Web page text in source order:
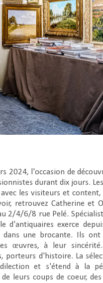
2024, l'occasion de
durant dix jours.
les visiteurs et
retrouvez Catherine et
2/4/6/8 rue Pelé.
d'antiquaires exerce
une brocante. Ils ont
œuvres, à leur
porteurs d'histoire. La
et s'étend à la
leurs coups de coeur,